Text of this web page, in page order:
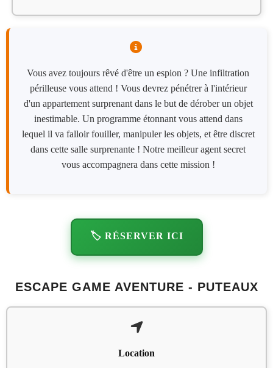
Vous avez toujours rêvé d'être un espion ? Une infiltration
périlleuse vous attend ! Vous devrez pénétrer à l'intérieur
d'un appartement surprenant dans le but de dérober un objet
inestimable. Un programme étonnant vous attend dans
lequel il va falloir fouiller, manipuler les objets, et être discret
dans cette salle surprenante ! Notre meilleur agent secret
vous accompagnera dans cette mission !
🏷️ RÉSERVER ICI
ESCAPE GAME AVENTURE - PUTEAUX
Location